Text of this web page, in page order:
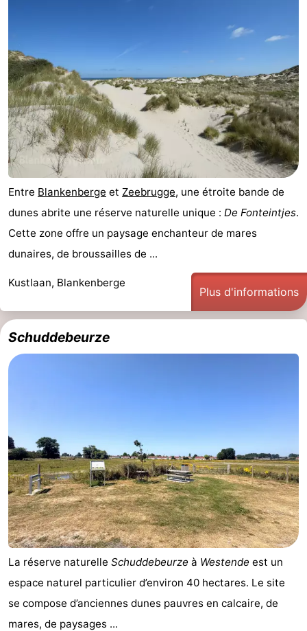
Entre Blankenberge et Zeebrugge, une étroite bande de
dunes abrite une réserve naturelle unique : De Fonteintjes.
Cette zone offre un paysage enchanteur de mares
dunaires, de broussailles de ...
Kustlaan, Blankenberge
Plus d'informations
Schuddebeurze
La réserve naturelle Schuddebeurze à Westende est un
espace naturel particulier d’environ 40 hectares. Le site
se compose d’anciennes dunes pauvres en calcaire, de
mares, de paysages ...